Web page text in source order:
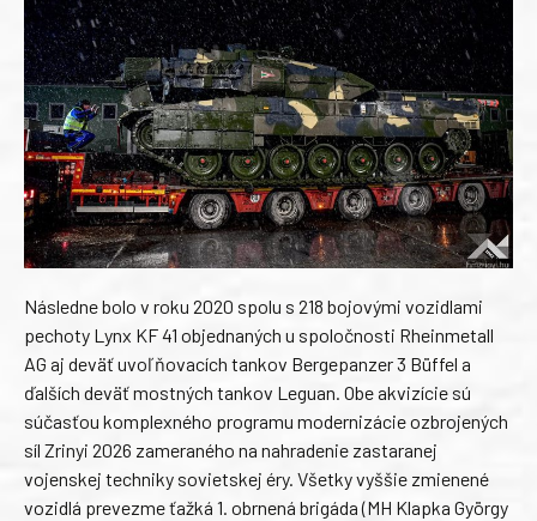
Následne bolo v roku 2020 spolu s 218 bojovými vozidlami
pechoty Lynx KF 41 objednaných u spoločnosti Rheinmetall
AG aj deväť uvoľňovacích tankov Bergepanzer 3 Büffel a
ďalších deväť mostných tankov Leguan. Obe akvizície sú
súčasťou komplexného programu modernizácie ozbrojených
síl Zrinyi 2026 zameraného na nahradenie zastaranej
vojenskej techniky sovietskej éry. Všetky vyššie zmienené
vozidlá prevezme ťažká 1. obrnená brigáda (MH Klapka György